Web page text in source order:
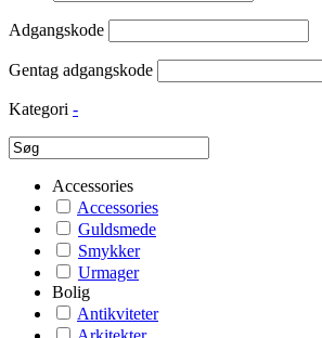
Adgangskode
Gentag adgangskode
Kategori -
Accessories
Accessories
Guldsmede
Smykker
Urmager
Bolig
Antikviteter